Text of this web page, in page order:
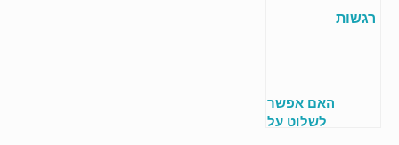
האם אפשר
לשלוט על